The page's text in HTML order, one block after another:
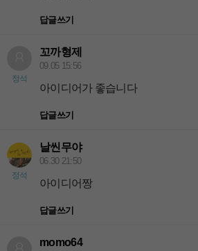
답글쓰기
정석
꼬까형제
09.05 15:56
아이디어가 좋습니다
답글쓰기
정석
날씬무야
06.30 21:50
아이디어짱
답글쓰기
momo64